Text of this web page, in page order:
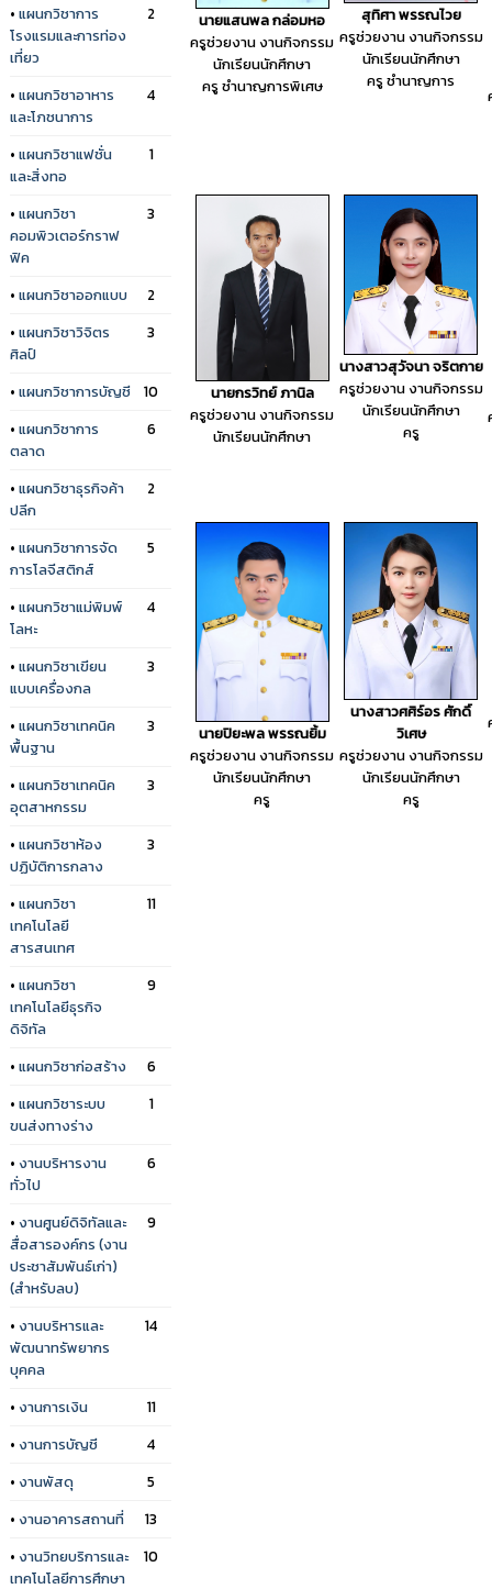
• แผนกวิชาการ
โรงแรมและการท่อง
เที่ยว
2
• แผนกวิชาอาหาร
และโภชนาการ
4
• แผนกวิชาแฟชั่น
และสิ่งทอ
1
• แผนกวิชา
คอมพิวเตอร์กราฟ
ฟิค
3
• แผนกวิชาออกแบบ
2
• แผนกวิชาวิจิตร
ศิลป์
3
• แผนกวิชาการบัญชี 10
• แผนกวิชาการ
ตลาด
6
• แผนกวิชาธุรกิจค้า
ปลีก
2
• แผนกวิชาการจัด
การโลจีสติกส์
5
• แผนกวิชาแม่พิมพ์
โลหะ
4
• แผนกวิชาเขียน
แบบเครื่องกล
3
• แผนกวิชาเทคนิค
พื้นฐาน
3
• แผนกวิชาเทคนิค
อุตสาหกรรม
3
• แผนกวิชาห้อง
ปฏิบัติการกลาง
3
• แผนกวิชา
เทคโนโลยี
สารสนเทศ
11
• แผนกวิชา
เทคโนโลยีธุรกิจ
ดิจิทัล
9
• แผนกวิชาก่อสร้าง
6
• แผนกวิชาระบบ
ขนส่งทางร่าง
1
• งานบริหารงาน
ทั่วไป
6
• งานศูนย์ดิจิทัลและ
สื่อสารองค์กร (งาน
ประชาสัมพันธ์เก่า)
(สำหรับลบ)
9
• งานบริหารและ
พัฒนาทรัพยากร
บุคคล
14
• งานการเงิน
11
• งานการบัญชี
4
• งานพัสดุ
5
• งานอาคารสถานที่
13
• งานวิทยบริการและ
เทคโนโลยีการศึกษา
10
นายแสนพล กล่อมหอ
ครูช่วยงาน งานกิจกรรม
นักเรียนนักศึกษา
ครู ชำนาญการพิเศษ
สุทิศา พรรณไวย
ครูช่วยงาน งานกิจกรรม
นักเรียนนักศึกษา
ครู ชำนาญการ
นายกรวิทย์ ภานิล
ครูช่วยงาน งานกิจกรรม
นักเรียนนักศึกษา
นางสาวสุวัจนา จริตกาย
ครูช่วยงาน งานกิจกรรม
นักเรียนนักศึกษา
ครู
นายปิยะพล พรรณยิ้ม
ครูช่วยงาน งานกิจกรรม
นักเรียนนักศึกษา
ครู
นางสาวศศิร์อร ศักดิ์
วิเศษ
ครูช่วยงาน งานกิจกรรม
นักเรียนนักศึกษา
ครู